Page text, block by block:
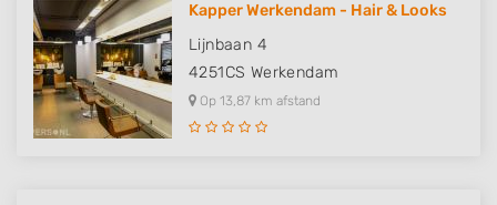
Kapper Werkendam - Hair & Looks
Lijnbaan 4
4251CS Werkendam
Op 13,87 km afstand